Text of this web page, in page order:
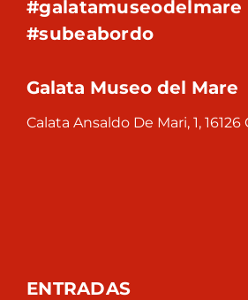
#galatamuseodelmare
#subeabordo
Galata Museo del Mare
Calata Ansaldo De Mari, 1, 16126
ENTRADAS